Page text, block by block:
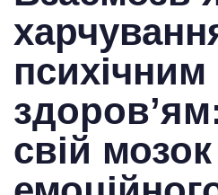
психічним
свій